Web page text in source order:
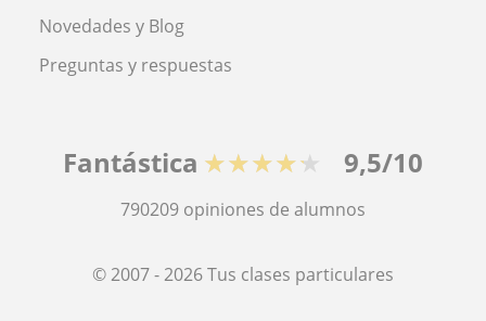
Novedades y Blog
Preguntas y respuestas
Fantástica ★★★★★ 9,5/10
790209 opiniones de alumnos
© 2007 - 2026 Tus clases particulares